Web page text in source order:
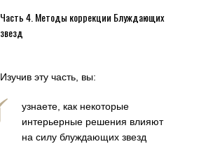
Часть 4. Методы коррекции Блуждающих
звезд
Изучив эту часть, вы:
узнаете, как некоторые
интерьерные решения влияют
на силу блуждающих звезд